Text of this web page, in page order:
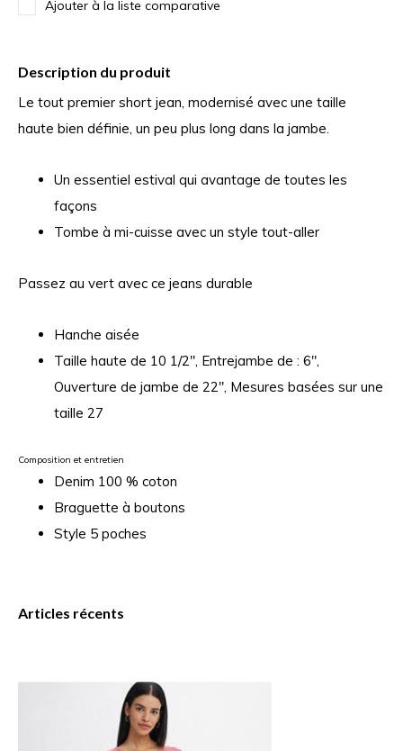
Ajouter à la liste comparative
Description du produit
Le tout premier short jean, modernisé avec une taille
haute bien définie, un peu plus long dans la jambe.
Un essentiel estival qui avantage de toutes les
façons
Tombe à mi-cuisse avec un style tout-aller
Passez au vert avec ce jeans durable
Hanche aisée
Taille haute de 10 1/2", Entrejambe de : 6",
Ouverture de jambe de 22", Mesures basées sur une
taille 27
Composition et entretien
Denim 100 % coton
Braguette à boutons
Style 5 poches
Articles récents